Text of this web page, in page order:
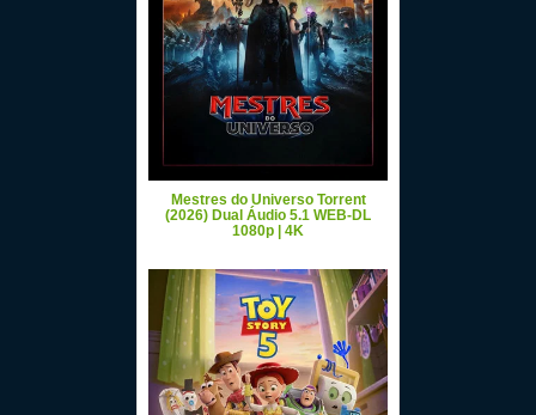
Mestres do Universo Torrent
(2026) Dual Áudio 5.1 WEB-DL
1080p | 4K